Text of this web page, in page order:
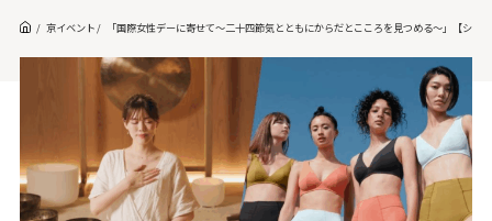
京イベント 「国際女性デーに寄せて～二十四節気とともにからだとこころを見つめる～」【シッ